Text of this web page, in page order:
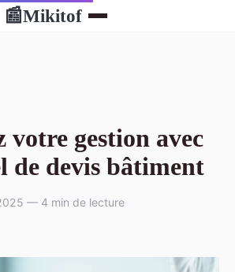
📰Mikitof
votre gestion avec
de devis bâtiment
— 4 min de lecture